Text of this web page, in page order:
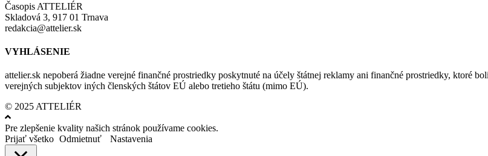
Časopis ATTELIÉR
Skladová 3, 917 01 Trnava
redakcia@attelier.sk
VYHLÁSENIE
attelier.sk nepoberá žiadne verejné finančné prostriedky poskytnuté na účely štátnej reklamy ani finančné prostriedky, ktoré
verejných subjektov iných členských štátov EÚ alebo tretieho štátu (mimo EÚ).
© 2025 ATTELIÉR
Pre zlepšenie kvality našich stránok používame cookies.
Prijať všetko Odmietnuť Nastavenia